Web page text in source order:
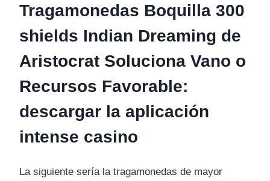
Tragamonedas Boquilla 300
shields Indian Dreaming de
Aristocrat Soluciona Vano o
Recursos Favorable:
descargar la aplicación
intense casino
La siguiente sería la tragamonedas de mayor